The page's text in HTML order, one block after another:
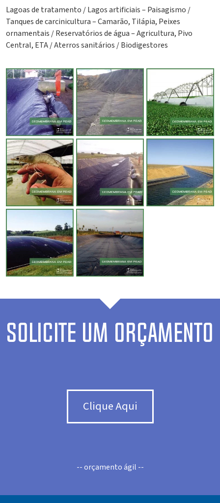
Lagoas de tratamento / Lagos artificiais – Paisagismo /
Tanques de carcinicultura – Camarão, Tilápia, Peixes
ornamentais / Reservatórios de água – Agricultura, Pivo
Central, ETA / Aterros sanitários / Biodigestores
SOLICITE UM ORÇAMENTO
Clique Aqui
-- orçamento ágil --